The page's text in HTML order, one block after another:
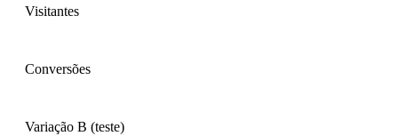
Visitantes
Conversões
Variação B (teste)